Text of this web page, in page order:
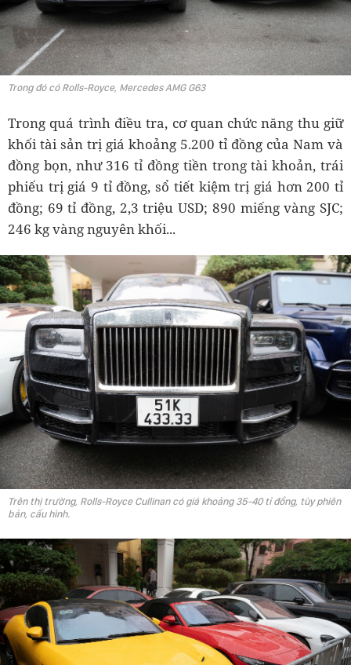
Trong đó có Rolls-Royce, Mercedes AMG G63
Trong quá trình điều tra, cơ quan chức năng thu giữ
khối tài sản trị giá khoảng 5.200 tỉ đồng của Nam và
đồng bọn, như 316 tỉ đồng tiền trong tài khoản, trái
phiếu trị giá 9 tỉ đồng, sổ tiết kiệm trị giá hơn 200 tỉ
đồng; 69 tỉ đồng, 2,3 triệu USD; 890 miếng vàng SJC;
246 kg vàng nguyên khối...
Trên thị trường, Rolls-Royce Cullinan có giá khoảng 35-40 tỉ đồng, tùy phiên
bản, cấu hình.